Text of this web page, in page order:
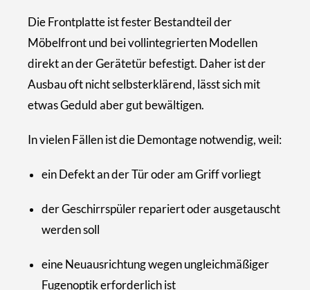
Die Frontplatte ist fester Bestandteil der
Möbelfront und bei vollintegrierten Modellen
direkt an der Gerätetür befestigt. Daher ist der
Ausbau oft nicht selbsterklärend, lässt sich mit
etwas Geduld aber gut bewältigen.
In vielen Fällen ist die Demontage notwendig, weil:
ein Defekt an der Tür oder am Griff vorliegt
der Geschirrspüler repariert oder ausgetauscht
werden soll
eine Neuausrichtung wegen ungleichmäßiger
Fugenoptik erforderlich ist